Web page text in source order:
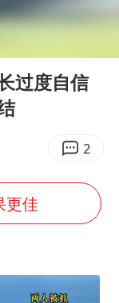
者拦截导弹
全球最大级别运输船通过长江大桥
“菜篮子”
成黑猫
过度自信
2
更佳